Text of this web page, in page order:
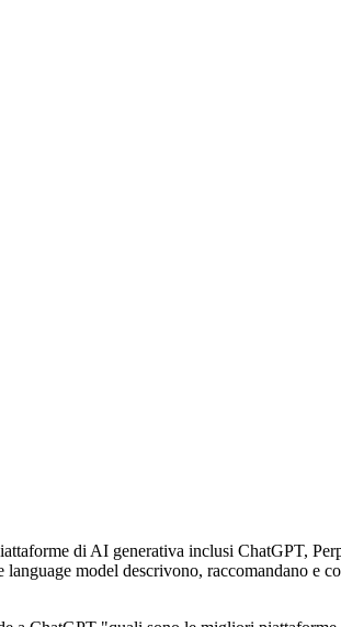
di AI generativa inclusi ChatGPT,
model descrivono, raccomandano e